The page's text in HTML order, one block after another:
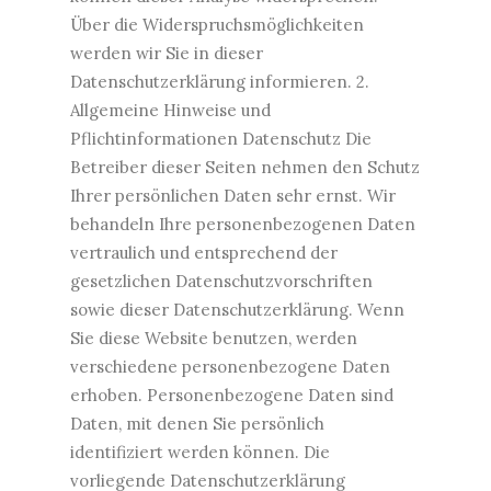
Über die Widerspruchsmöglichkeiten
werden wir Sie in dieser
Datenschutzerklärung informieren. 2.
Allgemeine Hinweise und
Pflichtinformationen Datenschutz Die
Betreiber dieser Seiten nehmen den Schutz
Ihrer persönlichen Daten sehr ernst. Wir
behandeln Ihre personenbezogenen Daten
vertraulich und entsprechend der
gesetzlichen Datenschutzvorschriften
sowie dieser Datenschutzerklärung. Wenn
Sie diese Website benutzen, werden
verschiedene personenbezogene Daten
erhoben. Personenbezogene Daten sind
Daten, mit denen Sie persönlich
identifiziert werden können. Die
vorliegende Datenschutzerklärung